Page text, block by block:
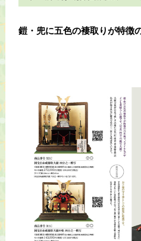
鎧・兜に五色の褄取りが特徴